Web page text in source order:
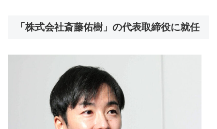
「株式会社斎藤佑樹」の代表取締役に就任